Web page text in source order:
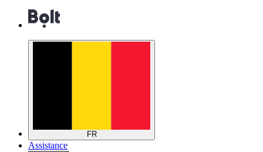
FR
Assistance